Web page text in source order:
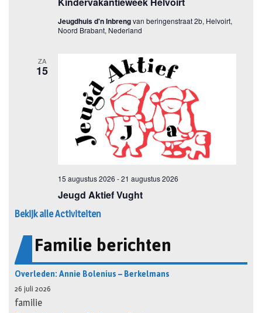
Bekijk alle Activiteiten
Familie berichten
Overleden: Annie Bolenius – Berkelmans
26 juli 2026
familie